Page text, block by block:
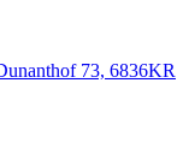
73, 6836KR